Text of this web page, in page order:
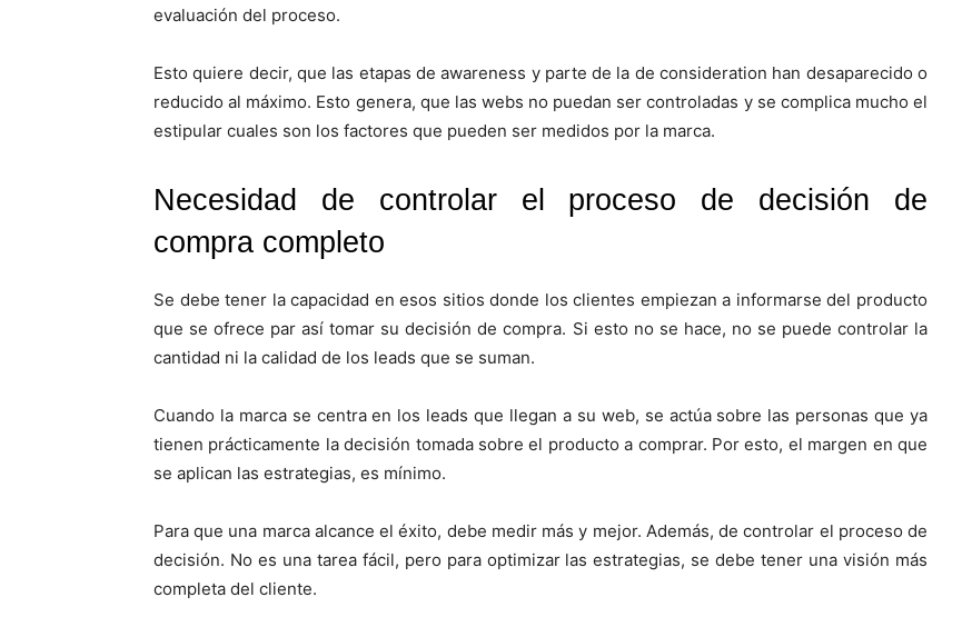
evaluación del proceso.
Esto quiere decir, que las etapas de awareness y parte de la de consideration han desaparecido o
reducido al máximo. Esto genera, que las webs no puedan ser controladas y se complica mucho el
estipular cuales son los factores que pueden ser medidos por la marca.
Necesidad de controlar el proceso de decisión de
compra completo
Se debe tener la capacidad en esos sitios donde los clientes empiezan a informarse del producto
que se ofrece par así tomar su decisión de compra. Si esto no se hace, no se puede controlar la
cantidad ni la calidad de los leads que se suman.
Cuando la marca se centra en los leads que llegan a su web, se actúa sobre las personas que ya
tienen prácticamente la decisión tomada sobre el producto a comprar. Por esto, el margen en que
se aplican las estrategias, es mínimo.
Para que una marca alcance el éxito, debe medir más y mejor. Además, de controlar el proceso de
decisión. No es una tarea fácil, pero para optimizar las estrategias, se debe tener una visión más
completa del cliente.